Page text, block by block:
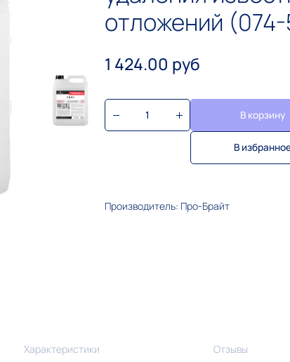
отложений
1 424.00 руб
В корзину
В
Производитель: Про-Брайт
Характеристики Отзывы